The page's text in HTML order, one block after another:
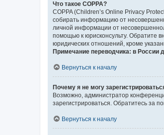
Что такое COPPA?
COPPA (Children’s Online Privacy
собирать информацию от
личной информации от
помощью к юрисконсульту. Обратите
юридических отношений, кроме
Примечание переводчика: в России
Вернуться к началу
Почему я не могу
Возможно, администратор
зарегистрироваться. Обратитесь за
Вернуться к началу